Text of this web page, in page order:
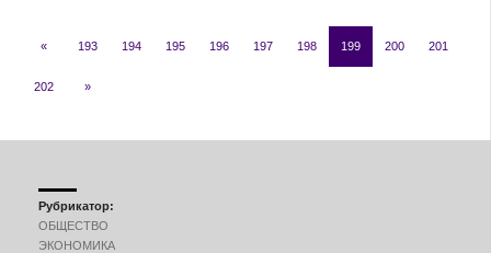
« 193 194 195 196 197 198 199 200 201
202 »
Рубрикатор:
ОБЩЕСТВО
ЭКОНОМИКА